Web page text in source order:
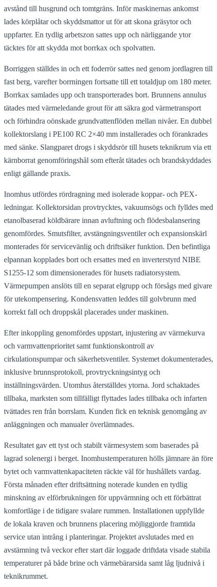
avstånd till husgrund och tomtgräns. Inför maskinernas ankomst
lades körplåtar och skyddsmattor ut för att skona gräsytor och
uppfarter. En tydlig arbetszon sattes upp och närliggande ytor
täcktes för att skydda mot borrkax och spolvatten.
Borriggen ställdes in och ett foderrör sattes ned genom jordlagren till
fast berg, varefter borrningen fortsatte till ett totaldjup om 180 meter.
Borrkax samlades upp och transporterades bort. Brunnens annulus
tätades med värmeledande grout för att säkra god värmetransport
och förhindra oönskade grundvattenflöden mellan nivåer. En dubbel
kollektorslang i PE100 RC 2×40 mm installerades och förankrades
med sänke. Slangparet drogs i skyddsrör till husets teknikrum via ett
kärnborrat genomföringshål som efteråt tätades och brandskyddades
enligt gällande praxis.
Inomhus utfördes rördragning med isolerade koppar- och PEX-
ledningar. Kollektorsidan provtrycktes, vakuumsögs och fylldes med
etanolbaserad köldbärare innan avluftning och flödesbalansering
genomfördes. Smutsfilter, avstängningsventiler och expansionskärl
monterades för servicevänlig och driftsäker funktion. Den befintliga
elpannan kopplades bort och ersattes med en inverterstyrd NIBE
S1255-12 som dimensionerades för husets radiatorsystem.
Värmepumpen anslöts till en separat elgrupp och försågs med givare
för utekompensering. Kondensvatten leddes till golvbrunn med
korrekt fall och droppskål placerades under maskinen.
Efter inkoppling genomfördes uppstart, injustering av värmekurva
och varmvattenprioritet samt funktionskontroll av
cirkulationspumpar och säkerhetsventiler. Systemet dokumenterades,
inklusive brunnsprotokoll, provtryckningsintyg och
inställningsvärden. Utomhus återställdes ytorna. Jord schaktades
tillbaka, marksten som tillfälligt flyttades lades tillbaka och infarten
tvättades ren från borrslam. Kunden fick en teknisk genomgång av
anläggningen och manualer överlämnades.
Resultatet gav ett tyst och stabilt värmesystem som baserades på
lagrad solenergi i berget. Inomhustemperaturen hölls jämnare än före
bytet och varmvattenkapaciteten räckte väl för hushållets vardag.
Första månaden efter driftsättning noterade kunden en tydlig
minskning av elförbrukningen för uppvärmning och ett förbättrat
komfortläge i de tidigare svalare rummen. Installationen uppfyllde
de lokala kraven och brunnens placering möjliggjorde framtida
service utan intrång i planteringar. Projektet avslutades med en
avstämning två veckor efter start där loggade driftdata visade stabila
temperaturer på både brine och värmebärarsida samt låg ljudnivå i
teknikrummet.